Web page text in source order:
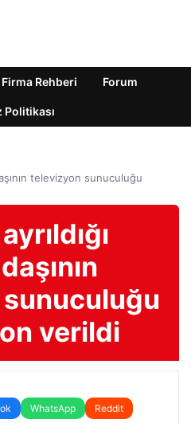
Firma Rehberi Forum
Politikası
televizyon sunuculuğu
verildi
WhatsApp
Reddit